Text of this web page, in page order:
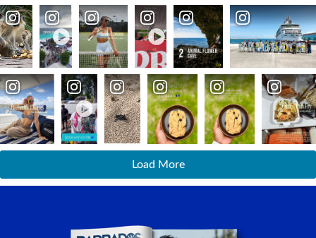
Load More